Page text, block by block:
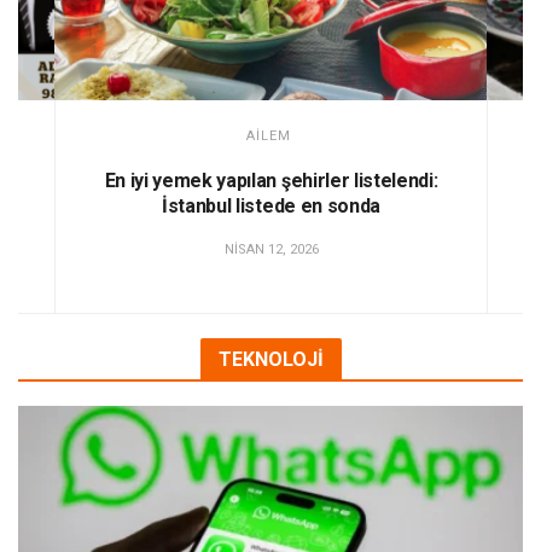
AİLEM
En iyi yemek yapılan şehirler listelendi:
İstanbul listede en sonda
NISAN 12, 2026
TEKNOLOJİ